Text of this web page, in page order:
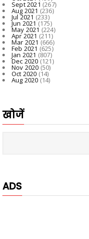
Sept 2021 (267)
Aug 2021 (236)
Jul 2021 (233)
Jun 2021(175)
May 2021(224)
Apr 2021 (211)
Mar 2021 (666)
Feb 2021 (625)
Jan 2021 (807)
Dec 2020(121)
Nov 2020 (50)
Oct 2020 (14)
Aug 2020(14)
खोजें
ADS